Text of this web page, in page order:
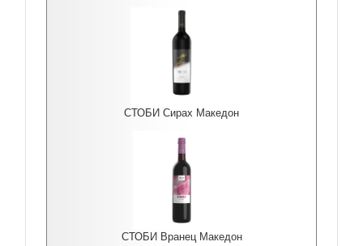
СТОБИ Сирах Македон
СТОБИ Вранец Македон